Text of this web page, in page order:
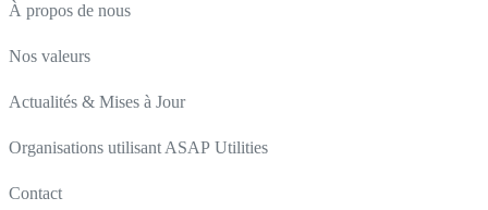
À propos de nous
Nos valeurs
Actualités & Mises à Jour
Organisations utilisant ASAP Utilities
Contact